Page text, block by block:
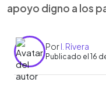
apoyo digno a los
PorI. Rivera
Publicado el 16